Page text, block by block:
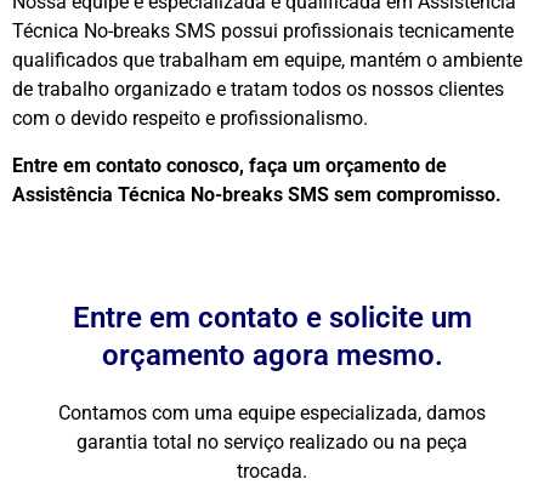
Técnica No-breaks SMS possui profissionais tecnicamente
qualificados que trabalham em equipe, mantém o ambiente
de trabalho organizado e tratam todos os nossos clientes
com o devido respeito e profissionalismo.
Entre em contato conosco, faça um orçamento de
Assistência Técnica No-breaks SMS sem compromisso.
Entre em contato e solicite um
orçamento agora mesmo.
Contamos com uma equipe especializada, damos
garantia total no serviço realizado ou na peça
trocada.